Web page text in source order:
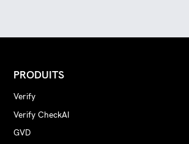
PRODUITS
Verify
Verify CheckAI
GVD